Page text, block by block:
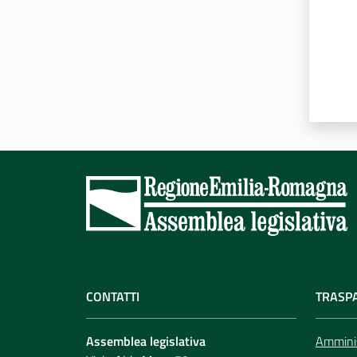
CONTATTI
Assemblea legislativa